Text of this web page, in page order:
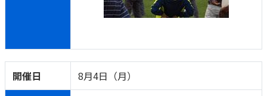
開催日
8月4日（月）